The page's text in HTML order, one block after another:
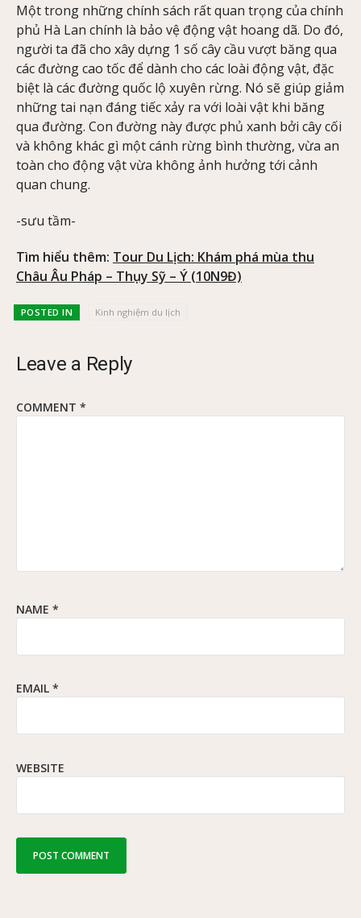
Một trong những chính sách rất quan trọng của chính
phủ Hà Lan chính là bảo vệ động vật hoang dã. Do đó,
người ta đã cho xây dựng 1 số cây cầu vượt băng qua
các đường cao tốc để dành cho các loài động vật, đặc
biệt là các đường quốc lộ xuyên rừng. Nó sẽ giúp giảm
những tai nạn đáng tiếc xảy ra với loài vật khi băng
qua đường. Con đường này được phủ xanh bởi cây cối
và không khác gì một cánh rừng bình thường, vừa an
toàn cho động vật vừa không ảnh hưởng tới cảnh
quan chung.
-sưu tầm-
Tìm hiểu thêm: Tour Du Lịch: Khám phá mùa thu
Châu Âu Pháp – Thụy Sỹ – Ý (10N9Đ)
POSTED IN Kinh nghiệm du lịch
Leave a Reply
COMMENT *
NAME *
EMAIL *
WEBSITE